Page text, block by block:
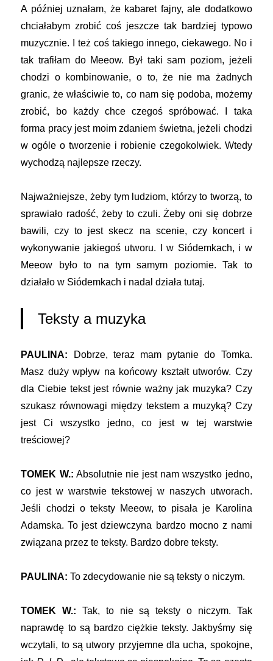
A później uznałam, że kabaret fajny, ale dodatkowo
chciałabym zrobić coś jeszcze tak bardziej typowo
muzycznie. I też coś takiego innego, ciekawego. No i
tak trafiłam do Meeow. Był taki sam poziom, jeżeli
chodzi o kombinowanie, o to, że nie ma żadnych
granic, że właściwie to, co nam się podoba, możemy
zrobić, bo każdy chce czegoś spróbować. I taka
forma pracy jest moim zdaniem świetna, jeżeli chodzi
w ogóle o tworzenie i robienie czegokolwiek. Wtedy
wychodzą najlepsze rzeczy.
Najważniejsze, żeby tym ludziom, którzy to tworzą, to
sprawiało radość, żeby to czuli. Żeby oni się dobrze
bawili, czy to jest skecz na scenie, czy koncert i
wykonywanie jakiegoś utworu. I w Siódemkach, i w
Meeow było to na tym samym poziomie. Tak to
działało w Siódemkach i nadal działa tutaj.
Teksty a muzyka
PAULINA: Dobrze, teraz mam pytanie do Tomka.
Masz duży wpływ na końcowy kształt utworów. Czy
dla Ciebie tekst jest równie ważny jak muzyka? Czy
szukasz równowagi między tekstem a muzyką? Czy
jest Ci wszystko jedno, co jest w tej warstwie
treściowej?
TOMEK W.: Absolutnie nie jest nam wszystko jedno,
co jest w warstwie tekstowej w naszych utworach.
Jeśli chodzi o teksty Meeow, to pisała je Karolina
Adamska. To jest dziewczyna bardzo mocno z nami
związana przez te teksty. Bardzo dobre teksty.
PAULINA: To zdecydowanie nie są teksty o niczym.
TOMEK W.: Tak, to nie są teksty o niczym. Tak
naprawdę to są bardzo ciężkie teksty. Jakbyśmy się
wczytali, to są utwory przyjemne dla ucha, spokojne,